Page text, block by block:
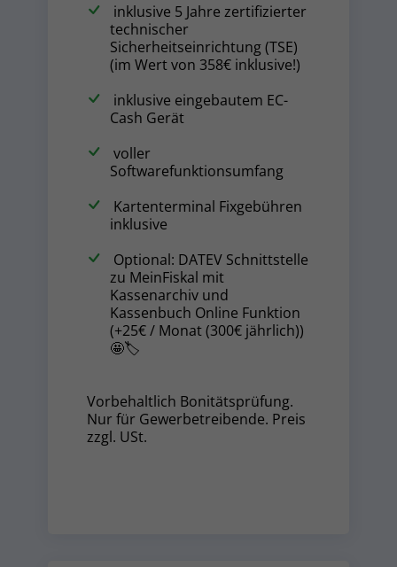
inklusive 5 Jahre zertifizierter
technischer
Sicherheitseinrichtung (TSE)
(im Wert von 358€ inklusive!)
inklusive eingebautem EC-
Cash Gerät
voller
Softwarefunktionsumfang
Kartenterminal Fixgebühren
inklusive
Optional: DATEV Schnittstelle
zu MeinFiskal mit
Kassenarchiv und
Kassenbuch Online Funktion
(+25€ / Monat (300€ jährlich))
🤩🏷️
Vorbehaltlich Bonitätsprüfung.
Nur für Gewerbetreibende. Preis
zzgl. USt.